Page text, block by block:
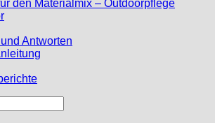
den Materialmix – Outdoorpflege
Antworten